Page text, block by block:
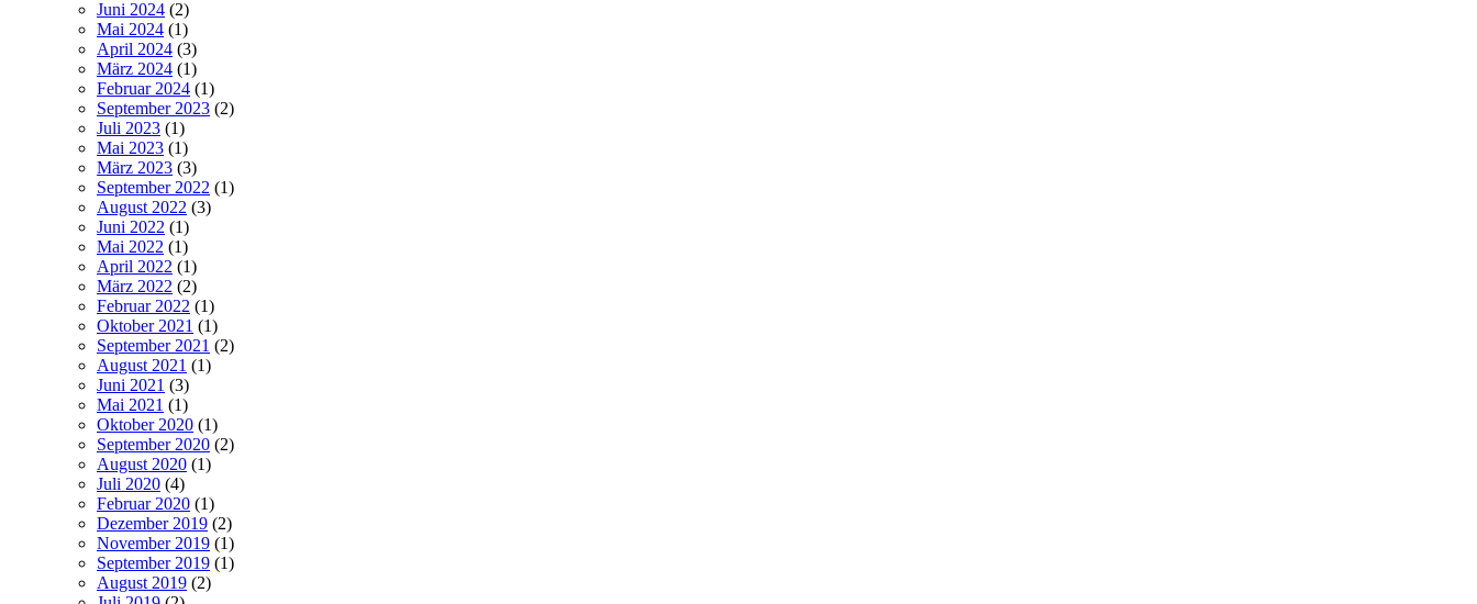
Juni 2024 (2)
Mai 2024 (1)
April 2024 (3)
März 2024 (1)
Februar 2024 (1)
September 2023 (2)
Juli 2023 (1)
Mai 2023 (1)
März 2023 (3)
September 2022 (1)
August 2022 (3)
Juni 2022 (1)
Mai 2022 (1)
April 2022 (1)
März 2022 (2)
Februar 2022 (1)
Oktober 2021 (1)
September 2021 (2)
August 2021 (1)
Juni 2021 (3)
Mai 2021 (1)
Oktober 2020 (1)
September 2020 (2)
August 2020 (1)
Juli 2020 (4)
Februar 2020 (1)
Dezember 2019 (2)
November 2019 (1)
September 2019 (1)
August 2019 (2)